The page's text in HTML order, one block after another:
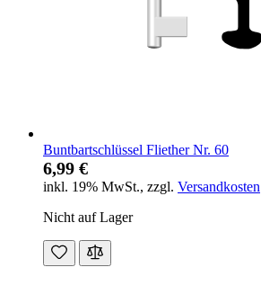
Buntbartschlüssel Fliether Nr. 60
6,99 €
inkl. 19% MwSt., zzgl. Versandkosten
Nicht auf Lager